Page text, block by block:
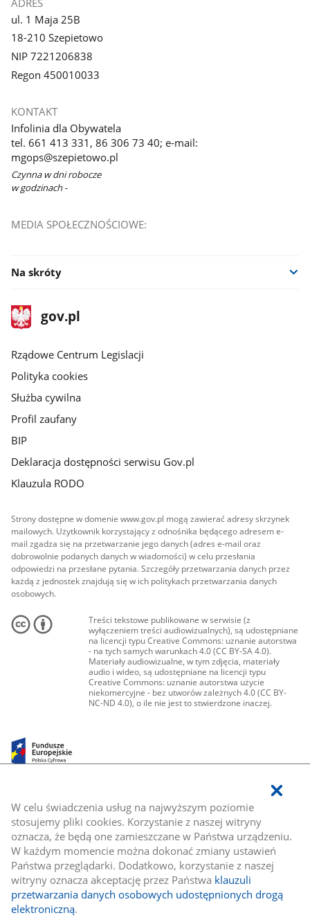
W celu świadczenia usług na najwyższym poziomie
stosujemy pliki cookies. Korzystanie z naszej witryny
oznacza, że będą one zamieszczane w Państwa urządzeniu.
W każdym momencie można dokonać zmiany ustawień
Państwa przeglądarki. Dodatkowo, korzystanie z naszej
witryny oznacza akceptację przez Państwa klauzuli
przetwarzania danych osobowych udostępnionych drogą
elektroniczną.
ADRES
ul. 1 Maja 25B
18-210 Szepietowo
NIP 7221206838
Regon 450010033
KONTAKT
Infolinia dla Obywatela
tel. 661 413 331, 86 306 73 40; e-mail:
mgops@szepietowo.pl
Czynna w dni robocze
w godzinach -
MEDIA SPOŁECZNOŚCIOWE:
Na skróty
stopka
gov.plStrona
gov.pl
Rządowe Centrum Legislacji
Polityka cookies
Służba cywilna
Profil zaufany
BIP
Deklaracja dostępności serwisu Gov.pl
Klauzula RODO
Strony dostępne w domenie www.gov.pl mogą zawierać adresy skrzynek
mailowych. Użytkownik korzystający z odnośnika będącego adresem e-
mail zgadza się na przetwarzanie jego danych (adres e-mail oraz
dobrowolnie podanych danych w wiadomości) w celu przesłania
odpowiedzi na przesłane pytania. Szczegóły przetwarzania danych przez
każdą z jednostek znajdują się w ich politykach przetwarzania danych
osobowych.
Treści tekstowe publikowane w serwisie (z
wyłączeniem treści audiowizualnych), są udostępniane
na licencji typu Creative Commons: uznanie autorstwa
- na tych samych warunkach 4.0 (CC BY-SA 4.0).
Materiały audiowizualne, w tym zdjęcia, materiały
audio i wideo, są udostępniane na licencji typu
Creative Commons: uznanie autorstwa użycie
niekomercyjne - bez utworów zależnych 4.0 (CC BY-
NC-ND 4.0), o ile nie jest to stwierdzone inaczej.